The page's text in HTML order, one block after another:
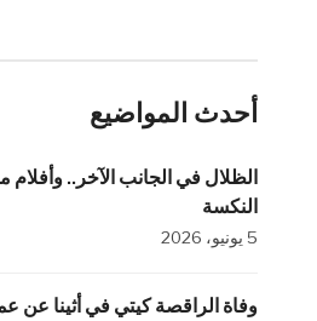
أحدث المواضيع
الظلال في الجانب الآخر.. وأفلام
النكسة
5 يونيو، 2026
وفاة الراقصة كيتي في أثينا عن